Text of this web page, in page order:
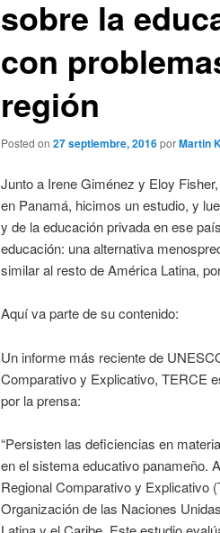
sobre la
con
región
Posted on 27 septiembre, 2016porMartin
Junto a Irene Giménez y Eloy
en Panamá, hicimos un estudio, y
y de la educación privada en ese
educación: una alternativa
similar al resto de América Latina,
Aquí va parte de su contenido:
Un informe más reciente de
Comparativo y Explicativo, TERCE
por la prensa:
“Persisten las deficiencias en
en el sistema educativo panameño.
Regional Comparativo y Explicativo
Organización de las Naciones